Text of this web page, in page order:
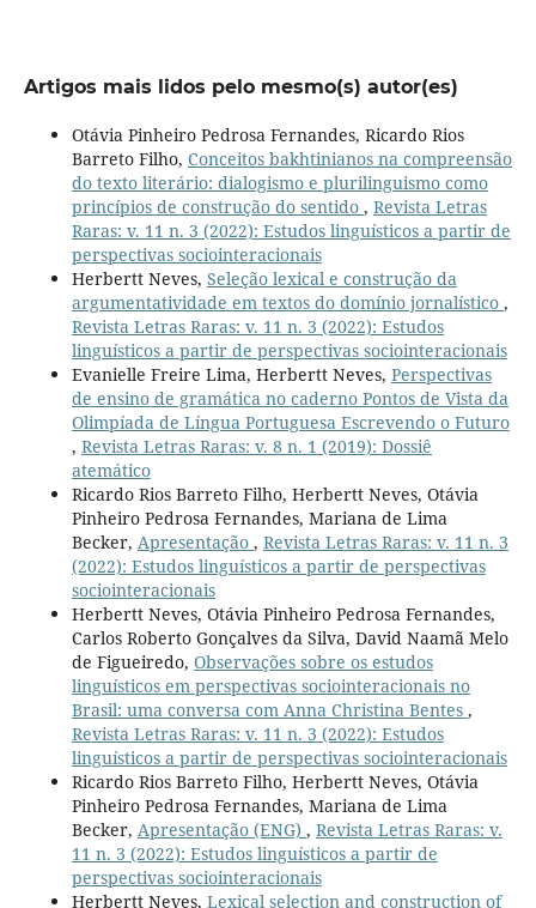
Artigos mais lidos pelo mesmo(s) autor(es)
Otávia Pinheiro Pedrosa Fernandes, Ricardo Rios
Barreto Filho, Conceitos bakhtinianos na compreensão
do texto literário: dialogismo e plurilinguismo como
princípios de construção do sentido , Revista Letras
Raras: v. 11 n. 3 (2022): Estudos linguísticos a partir de
perspectivas sociointeracionais
Herbertt Neves, Seleção lexical e construção da
argumentatividade em textos do domínio jornalístico ,
Revista Letras Raras: v. 11 n. 3 (2022): Estudos
linguísticos a partir de perspectivas sociointeracionais
Evanielle Freire Lima, Herbertt Neves, Perspectivas
de ensino de gramática no caderno Pontos de Vista da
Olimpíada de Língua Portuguesa Escrevendo o Futuro
, Revista Letras Raras: v. 8 n. 1 (2019): Dossiê
atemático
Ricardo Rios Barreto Filho, Herbertt Neves, Otávia
Pinheiro Pedrosa Fernandes, Mariana de Lima
Becker, Apresentação , Revista Letras Raras: v. 11 n. 3
(2022): Estudos linguísticos a partir de perspectivas
sociointeracionais
Herbertt Neves, Otávia Pinheiro Pedrosa Fernandes,
Carlos Roberto Gonçalves da Silva, David Naamã Melo
de Figueiredo, Observações sobre os estudos
linguísticos em perspectivas sociointeracionais no
Brasil: uma conversa com Anna Christina Bentes ,
Revista Letras Raras: v. 11 n. 3 (2022): Estudos
linguísticos a partir de perspectivas sociointeracionais
Ricardo Rios Barreto Filho, Herbertt Neves, Otávia
Pinheiro Pedrosa Fernandes, Mariana de Lima
Becker, Apresentação (ENG) , Revista Letras Raras: v.
11 n. 3 (2022): Estudos linguísticos a partir de
perspectivas sociointeracionais
Herbertt Neves, Lexical selection and construction of